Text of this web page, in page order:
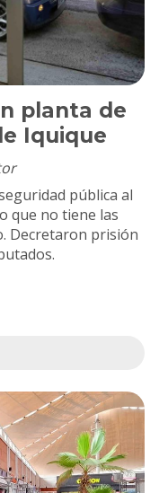
planta de
Iquique
pública al
que no tiene las
Decretaron prisión